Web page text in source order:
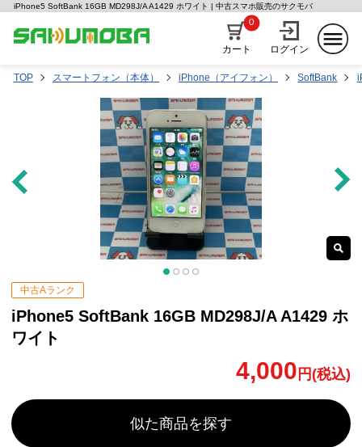
iPhone5 SoftBank 16GB MD298J/A A1429 ホワイト | 中古スマホ販売のサクモバ
カート
0
ログイン
TOP スマートフォン（本体） iPhone（アイフォン） SoftBank
中古Aランク
iPhone5 SoftBank 16GB MD298J/A A1429 ホ
ワイト
4,000 円(税込)
似た商品を探す